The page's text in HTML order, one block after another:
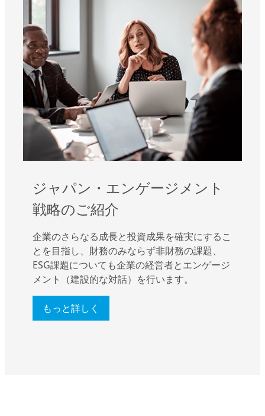
ジャパン・エンゲージメント
戦略のご紹介
企業のさらなる成長と投資成果を確実にするこ
とを目指し、財務のみならず非財務の課題、
ESG課題についても企業の経営者とエンゲージ
メント（建設的な対話）を行います。
もっと詳しく